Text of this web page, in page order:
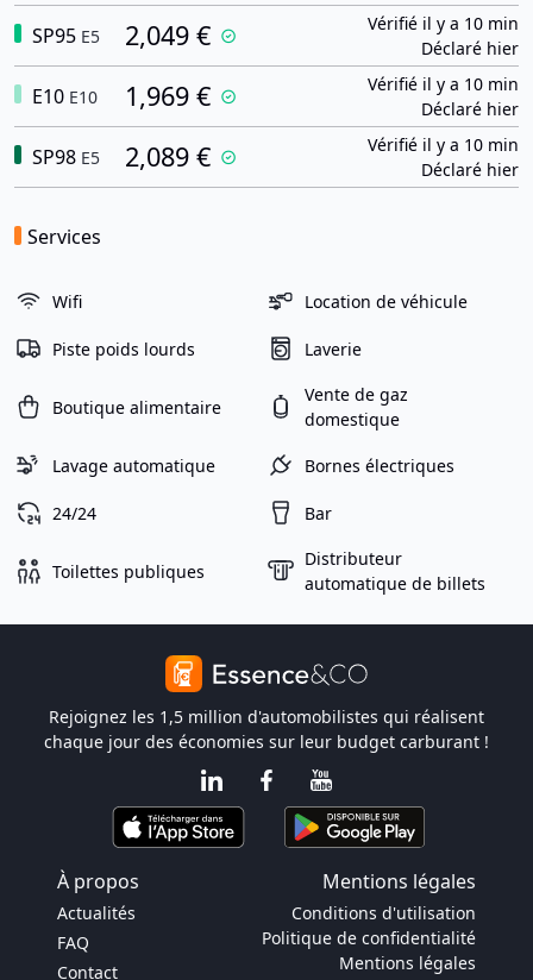
SP95 E5 2,049 €
Vérifié il y a 10 min
Déclaré hier
E10 E10 1,969 €
Vérifié il y a 10 min
Déclaré hier
SP98 E5 2,089 €
Vérifié il y a 10 min
Déclaré hier
Services
Wifi Location de véhicule
Piste poids lourds Laverie
Boutique alimentaire
Vente de gaz
domestique
Lavage automatique Bornes électriques
24/24 Bar
Toilettes publiques
Distributeur
automatique de billets
Rejoignez les 1,5 million d'automobilistes qui réalisent
chaque jour des économies sur leur budget carburant !
À propos Mentions légales
Actualités
FAQ
Contact
Conditions d'utilisation
Politique de confidentialité
Mentions légales